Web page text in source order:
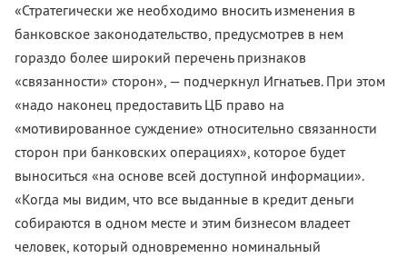
«Стратегически же необходимо вносить изменения в
банковское законодательство, предусмотрев в нем
гораздо более широкий перечень признаков
«связанности» сторон», — подчеркнул Игнатьев. При этом
«надо наконец предоставить ЦБ право на
«мотивированное суждение» относительно связанности
сторон при банковских операциях», которое будет
выноситься «на основе всей доступной информации».
«Когда мы видим, что все выданные в кредит деньги
собираются в одном месте и этим бизнесом владеет
человек, который одновременно номинальный